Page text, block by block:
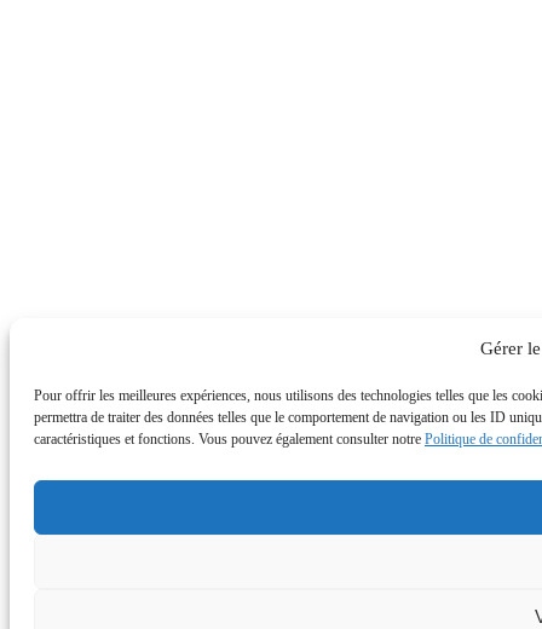
Gérer
Pour offrir les meilleures expériences, nous utilisons des technologies telles que les
permettra de traiter des données telles que le comportement de navigation ou les ID
caractéristiques et fonctions. Vous pouvez également consulter notre Politique de